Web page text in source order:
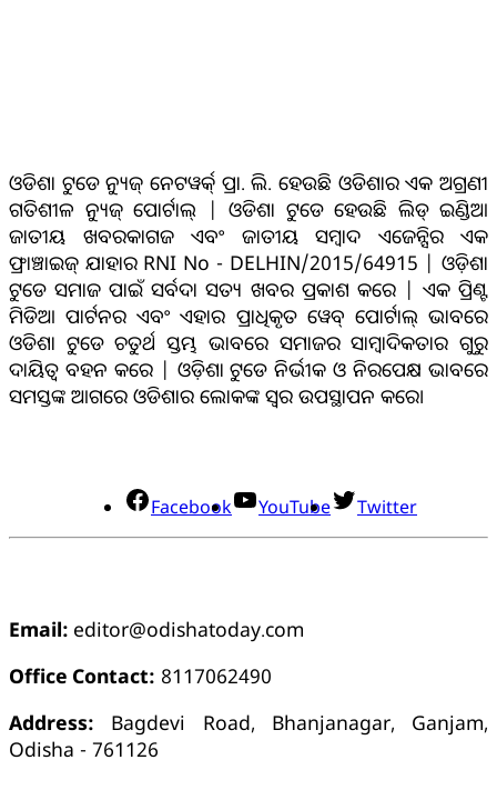
ଓଡିଶା ଟୁଡେ ନ୍ୟୁଜ୍ ନେଟୱର୍କ୍ ପ୍ରା. ଲି. ହେଉଛି ଓଡିଶାର ଏକ ଅଗ୍ରଣୀ
ଗତିଶୀଳ ନ୍ୟୁଜ୍ ପୋର୍ଟାଲ୍ | ଓଡିଶା ଟୁଡେ ହେଉଛି ଲିଡ୍ ଇଣ୍ଡିଆ
ଜାତୀୟ ଖବରକାଗଜ ଏବଂ ଜାତୀୟ ସମ୍ବାଦ ଏଜେନ୍ସିର ଏକ
ଫ୍ରାଞ୍ଚାଇଜ୍ ଯାହାର RNI No - DELHIN/2015/64915 | ଓଡ଼ିଶା
ଟୁଡେ ସମାଜ ପାଇଁ ସର୍ବଦା ସତ୍ୟ ଖବର ପ୍ରକାଶ କରେ | ଏକ ପ୍ରିଣ୍ଟ
ମିଡିଆ ପାର୍ଟନର ଏବଂ ଏହାର ପ୍ରାଧିକୃତ ୱେବ୍ ପୋର୍ଟାଲ୍ ଭାବରେ
ଓଡିଶା ଟୁଡେ ଚତୁର୍ଥ ସ୍ତମ୍ଭ ଭାବରେ ସମାଜର ସାମ୍ବାଦିକତାର ଗୁରୁ
ଦାୟିତ୍ବ ବହନ କରେ | ଓଡ଼ିଶା ଟୁଡେ ନିର୍ଭୀକ ଓ ନିରପେକ୍ଷ ଭାବରେ
ସମସ୍ତଙ୍କ ଆଗରେ ଓଡିଶାର ଲୋକଙ୍କ ସ୍ୱର ଉପସ୍ଥାପନ କରେ।
Facebook YouTube Twitter
Email: editor@odishatoday.com
Office Contact: 8117062490
Address: Bagdevi Road, Bhanjanagar, Ganjam,
Odisha - 761126